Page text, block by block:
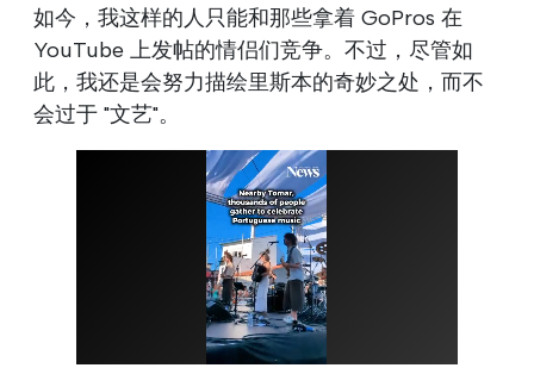
如今，我这样的人只能和那些拿着 GoPros 在
YouTube 上发帖的情侣们竞争。不过，尽管如
此，我还是会努力描绘里斯本的奇妙之处，而不
会过于 "文艺"。